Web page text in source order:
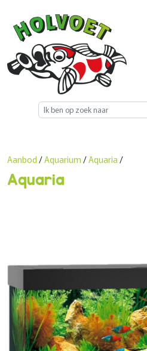
Aquaria
Aanbod /Aquarium /Aquaria /